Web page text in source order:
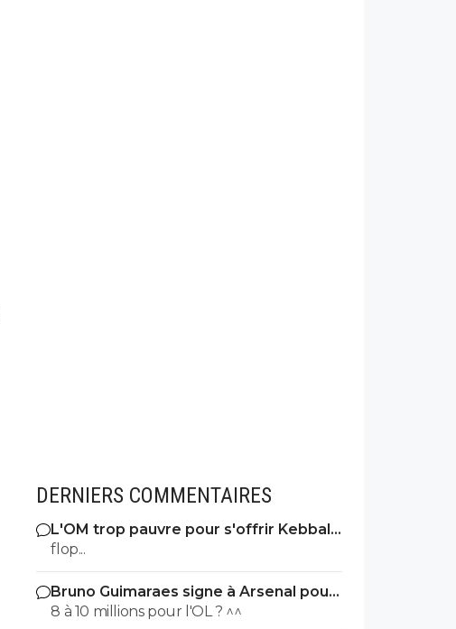
DERNIERS COMMENTAIRES
L'OM trop pauvre pour s'offrir Kebbal,
c'est officiel
flop...
Bruno Guimaraes signe à Arsenal pour
90 ME (officiel)
8 à 10 millions pour l'OL ? ^^